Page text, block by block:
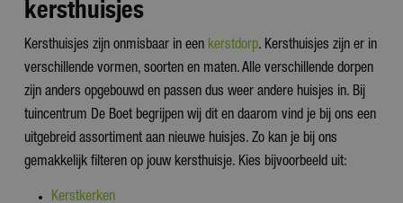
kersthuisjes
Kersthuisjes zijn onmisbaar in een kerstdorp. Kersthuisjes zijn er in
verschillende vormen, soorten en maten. Alle verschillende dorpen
zijn anders opgebouwd en passen dus weer andere huisjes in. Bij
tuincentrum De Boet begrijpen wij dit en daarom vind je bij ons een
uitgebreid assortiment aan nieuwe huisjes. Zo kan je bij ons
gemakkelijk filteren op jouw kersthuisje. Kies bijvoorbeeld uit:
Kerstkerken